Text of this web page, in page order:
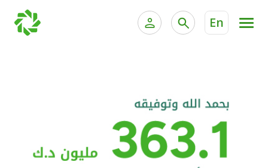
En
الخدمات المصرفية الإلكترونية للشركات
خدمة "بيتك" للتداول الإلكتروني
الحسابات المصرفية
البطاقات